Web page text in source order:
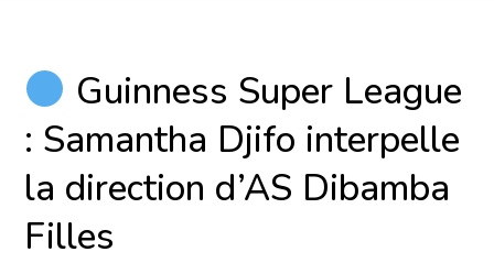
Guinness Super League
: Samantha Djifo interpelle
la direction d’AS Dibamba
Filles